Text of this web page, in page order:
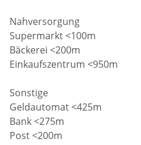
Nahversorgung
Supermarkt <100m
Bäckerei <200m
Einkaufszentrum <950m
Sonstige
Geldautomat <425m
Bank <275m
Post <200m